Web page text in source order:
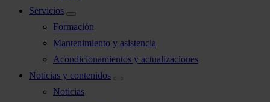
Servicios
Formación
Mantenimiento y asistencia
Acondicionamientos y actualizaciones
Noticias y contenidos
Noticias